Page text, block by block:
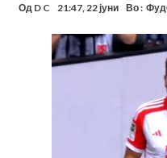
оди на суд!
Дилеми повеќе нема:
фудбалер на Барселона
Ливерпул и Арсенал
вреден 69 милиони евра!
Кој го убеди Родри да ја
Инфантино го возвраќа
Од D C 21:47, 22 јуни Во :